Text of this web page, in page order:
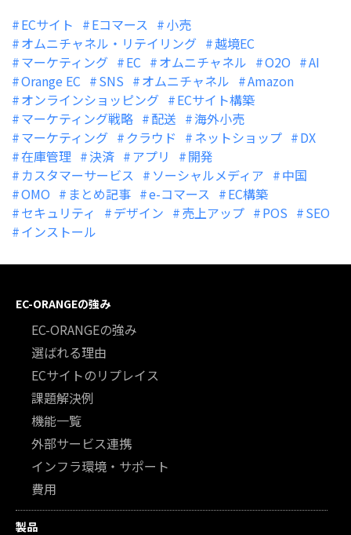
ECサイト Eコマース
小売
オムニチャネル・リテイリング
越境EC
マーケティング
EC オムニチャネル O2O
AI
Orange EC
SNS オムニチャネル
Amazon
オンラインショッピング
ECサイト構築
マーケティング戦略
配送
海外小売
マーケティング
クラウド ネットショップ
DX
在庫管理
決済 アプリ
開発
カスタマーサービス
ソーシャルメディア
中国
OMO
まとめ記事 e-コマース
EC構築
セキュリティ
デザイン 売上アップ POS
SEO
インストール
EC-ORANGEの強み
EC-ORANGEの強み
選ばれる理由
ECサイトのリプレイス
課題解決例
機能一覧
外部サービス連携
インフラ環境・サポート
費用
製品